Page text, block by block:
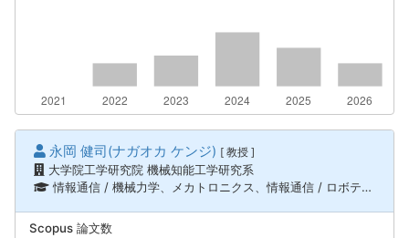
永岡 健司(ナガオカ ケンジ) [ 教授 ]
大学院工学研究院 機械知能工学研究系
情報通信 / 機械力学、メカトロニクス、情報通信 / ロボティクス、知能機械システム、フロンティア（航空・船舶） / 航空宇宙工学
Scopus 論文数